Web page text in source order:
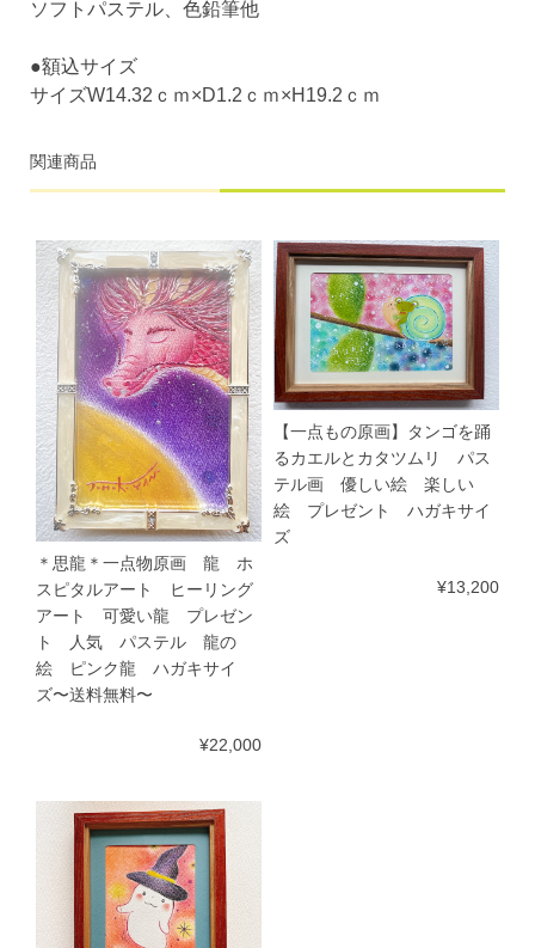
ソフトパステル、色鉛筆他
●額込サイズ
サイズW14.32ｃｍ×D1.2ｃｍ×H19.2ｃｍ
関連商品
＊思龍＊一点物原画 龍 ホ
スピタルアート ヒーリング
アート 可愛い龍 プレゼン
ト 人気 パステル 龍の
絵 ピンク龍 ハガキサイ
ズ〜送料無料〜
¥22,000
【一点もの原画】タンゴを踊
るカエルとカタツムリ パス
テル画 優しい絵 楽しい
絵 プレゼント ハガキサイ
ズ
¥13,200